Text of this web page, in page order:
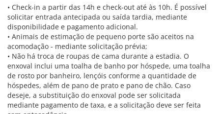
• Check-in a partir das 14h e check-out até às 10h. É possível
solicitar entrada antecipada ou saída tardia, mediante
disponibilidade e pagamento adicional.
• Animais de estimação de pequeno porte são aceitos na
acomodação - mediante solicitação prévia;
• Não há troca de roupas de cama durante a estadia. O
enxoval inclui uma toalha de banho por hóspede, uma toalha
de rosto por banheiro, lençóis conforme a quantidade de
hóspedes, além de pano de prato e pano de chão. Caso
deseje, a substituição do enxoval pode ser solicitada
mediante pagamento de taxa, e a solicitação deve ser feita